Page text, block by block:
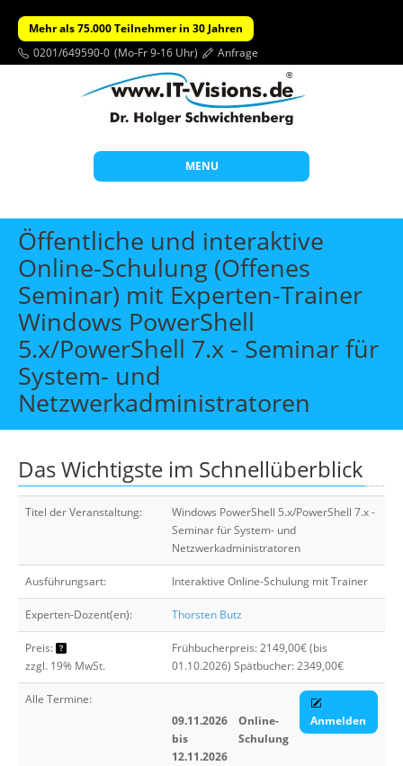
Mehr als 75.000 Teilnehmer in 30 Jahren
0201/649590-0 (Mo-Fr 9-16 Uhr) Anfrage
MENU
Start
Themen
Beratung
Individuelle Schulungen
Offene Seminare
Wissen
Über uns
Öffentliche und interaktive
Online-Schulung (Offenes
Seminar) mit Experten-Trainer
Windows PowerShell
5.x/PowerShell 7.x - Seminar für
System- und
Netzwerkadministratoren
Das Wichtigste im Schnellüberblick
Titel der Veranstaltung:
Windows PowerShell 5.x/PowerShell 7.x -
Seminar für System- und
Netzwerkadministratoren
Ausführungsart: Interaktive Online-Schulung mit Trainer
Experten-Dozent(en): Thorsten Butz
Preis:
zzgl. 19% MwSt.
Frühbucherpreis: 2149,00€ (bis
01.10.2026) Spätbucher: 2349,00€
Alle Termine:
09.11.2026
bis
12.11.2026
Online-
Schulung
Anmelden